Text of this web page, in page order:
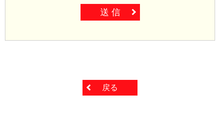
送 信
戻る